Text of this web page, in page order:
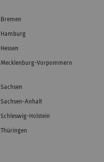
Bremen
Hamburg
Hessen
Mecklenburg-Vorpommern
Sachsen
Sachsen-Anhalt
Schleswig-Holstein
Thüringen